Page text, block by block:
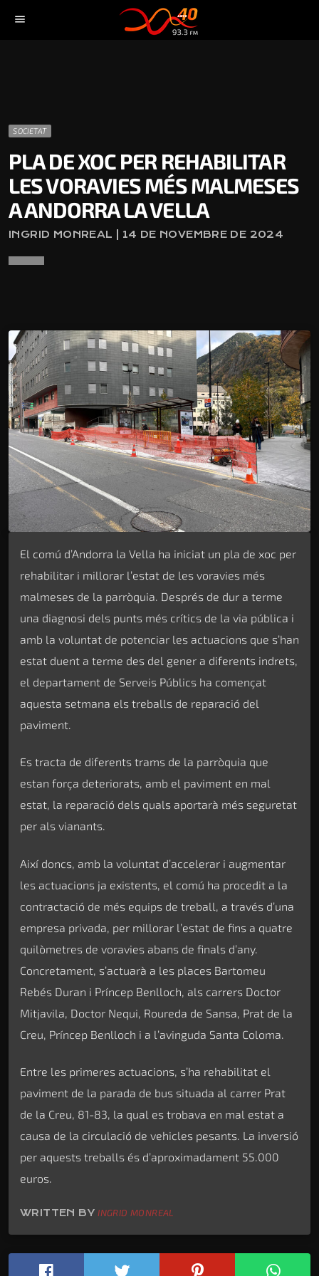
menu
SOCIETAT
PLA DE XOC PER REHABILITAR
LES VORAVIES MÉS MALMESES
A ANDORRA LA VELLA
INGRID MONREAL | 14 DE NOVEMBRE DE 2024
El comú d’Andorra la Vella ha iniciat un pla de xoc per
rehabilitar i millorar l’estat de les voravies més
malmeses de la parròquia. Després de dur a terme
una diagnosi dels punts més crítics de la via pública i
amb la voluntat de potenciar les actuacions que s’han
estat duent a terme des del gener a diferents indrets,
el departament de Serveis Públics ha començat
aquesta setmana els treballs de reparació del
paviment.
Es tracta de diferents trams de la parròquia que
estan força deteriorats, amb el paviment en mal
estat, la reparació dels quals aportarà més seguretat
per als vianants.
Així doncs, amb la voluntat d’accelerar i augmentar
les actuacions ja existents, el comú ha procedit a la
contractació de més equips de treball, a través d’una
empresa privada, per millorar l’estat de fins a quatre
quilòmetres de voravies abans de finals d’any.
Concretament, s’actuarà a les places Bartomeu
Rebés Duran i Príncep Benlloch, als carrers Doctor
Mitjavila, Doctor Nequi, Roureda de Sansa, Prat de la
Creu, Príncep Benlloch i a l’avinguda Santa Coloma.
Entre les primeres actuacions, s’ha rehabilitat el
paviment de la parada de bus situada al carrer Prat
de la Creu, 81-83, la qual es trobava en mal estat a
causa de la circulació de vehicles pesants. La inversió
per aquests treballs és d’aproximadament 55.000
euros.
WRITTEN BYINGRID MONREAL